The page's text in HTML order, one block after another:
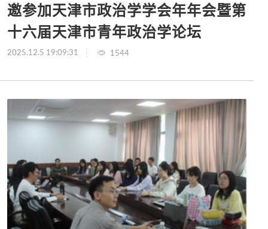
邀参加天津市政治学学会年年会暨第
十六届天津市青年政治学论坛
2025.12.5 19:09:31 1544